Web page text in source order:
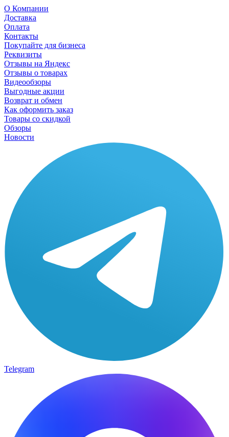
О Компании
Доставка
Оплата
Контакты
Покупайте для бизнеса
Реквизиты
Отзывы на Яндекс
Отзывы о товарах
Видеообзоры
Выгодные акции
Возврат и обмен
Как оформить заказ
Товары со скидкой
Обзоры
Новости
Telegram